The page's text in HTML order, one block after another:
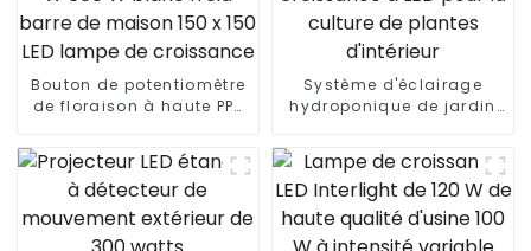
Bouton de potentiomètre
de floraison à haute PPF
W 600 W blanc froid
barre de maison 150 x
150 LED lampe de
croissance
Système d'éclairage
hydroponique de jardin
croissance à LED pour la
culture de plantes
d'intérieur